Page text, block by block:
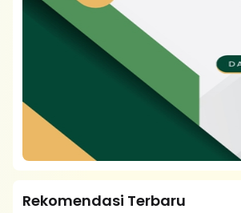
Rekomendasi Terbaru